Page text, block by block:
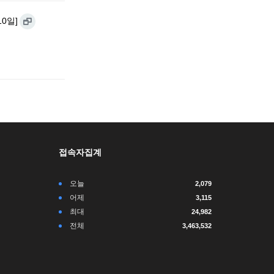
일]
접속자집계
오늘 2,079
어제 3,115
최대 24,982
전체 3,463,532